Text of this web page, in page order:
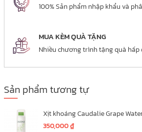
100% Sản phẩm nhập khẩu và
MUA KÈM QUÀ TẶNG
Nhiều chương trình tặng quà hấp
Sản phẩm tương tự
Xịt khoáng Caudalie Grape
350,000₫